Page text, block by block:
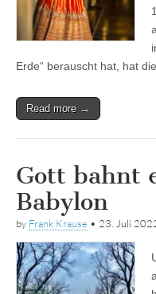
Erde“ berauscht hat, hat
Read more →
Gott bahnt
Babylon
by Frank Krause • 23. Juli